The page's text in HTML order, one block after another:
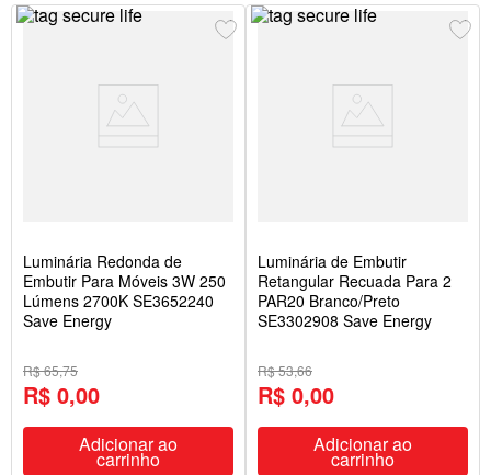
Luminária Redonda de
Embutir Para Móveis 3W 250
Lúmens 2700K SE3652240
Save Energy
R$ 65,75
R$ 0,00
Adicionar ao
carrinho
Luminária de Embutir
Retangular Recuada Para 2
PAR20 Branco/Preto
SE3302908 Save Energy
R$ 53,66
R$ 0,00
Adicionar ao
carrinho